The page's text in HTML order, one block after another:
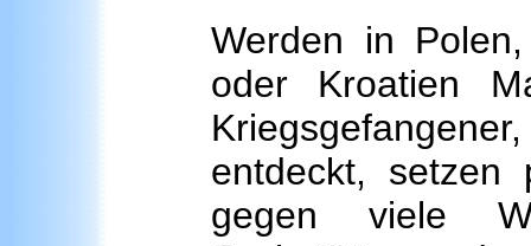
Werden in
oder Kroatien
entdeckt, setzen
gegen viele